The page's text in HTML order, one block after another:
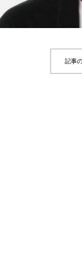
記事